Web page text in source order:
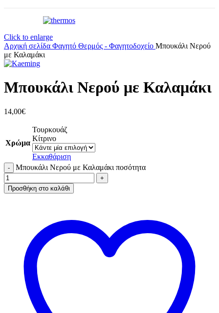
Click to enlarge
Αρχική σελίδα Φαγητό Θερμός - Φαγητοδοχείο Μπουκάλι Νερού
με Καλαμάκι
Μπουκάλι Νερού με Καλαμάκι
14,00€
Χρώμα
Τουρκουάζ
Κίτρινο
Εκκαθάριση
Μπουκάλι Νερού με Καλαμάκι ποσότητα
Προσθήκη στο καλάθι